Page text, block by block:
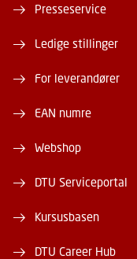
Presseservice
Ledige stillinger
For leverandører
EAN numre
Webshop
DTU Serviceportal
Kursusbasen
DTU Career Hub